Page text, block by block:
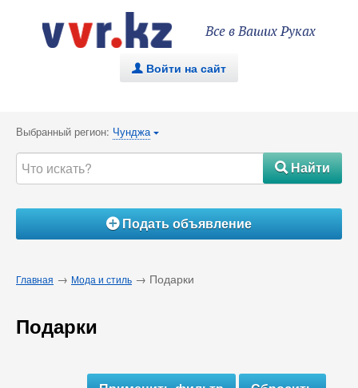
Все в Ваших Руках
. Войти на сайт
Выбранный регион: Чунджа {
#Найти
ÁПодать объявление
Главная → Мода и стиль → Подарки
Подарки